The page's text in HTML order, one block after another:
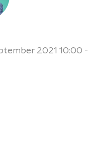
2021 10:00 -